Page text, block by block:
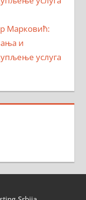
Марковић:
и
услуга